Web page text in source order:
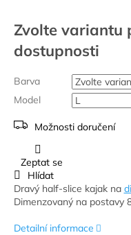
cena:
Zvolte variantu
Barva
Model
Možnosti doručení
Dravý half-slice kajak na
Dimenzovaný na postavy
Detailní informace
Zeptat se
Hlídat